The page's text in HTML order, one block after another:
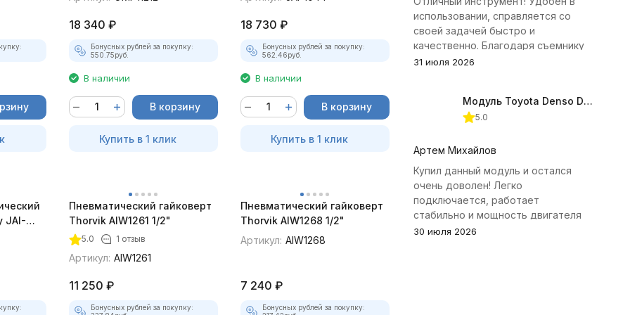
18 340 ₽
Бонусных рублей за покупку:
550.75руб.
В наличии
В корзину
Купить в 1 клик
18 730 ₽
Бонусных рублей за покупку:
562.46руб.
В наличии
В корзину
Купить в 1 клик
JAI-
Пневматический гайковерт
Thorvik AIW1261 1/2"
5.0 1 отзыв
Артикул: AIW1261
11 250 ₽
Бонусных рублей за покупку:
Пневматический гайковерт
Thorvik AIW1268 1/2"
Артикул: AIW1268
7 240 ₽
Бонусных рублей за покупку:
использовании, справляется со
своей задачей быстро и
качественно. Благодаря съемнику
удалось избежать лишних хлопот с
31 июля 2026
Модуль Toyota Denso Diesel 2.8D для ChipTuningPRO
5.0
Артем Михайлов
Купил данный модуль и остался
очень доволен! Легко
подключается, работает
стабильно и мощность двигателя
заметно увеличилась. Рекомендую
30 июля 2026